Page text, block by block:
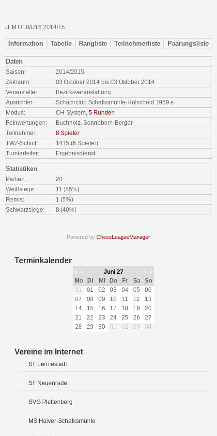
JEM U18/U16 2014/15
Information Tabelle Rangliste Teilnehmerliste Paarungsliste
Daten
Saison:
2014/2015
Zeitraum
03 Oktober 2014 bis 03 Oktober 2014
Veranstalter:
Bezirksveranstaltung
Ausrichter:
Schachclub Schalksmühle-Hülscheid 1959 e
Modus:
CH-System,5 Runden
Feinwertungen:
Buchholz, Sonneborn-Berger
Teilnehmer:
8 Spieler
TWZ-Schnitt:
1415 (6 Spieler)
Turnierleiter:
Ergebnisdienst
Statistiken
Partien:
20
Weißsiege:
11 (55%)
Remis:
1 (5%)
Schwarzsiege:
8 (40%)
Powered by ChessLeagueManager
Terminkalender
« ‹ Juni 27 ›
»
Mo
Di Mi Do Fr Sa
So
31
01 02 03 04 05
06
07
08 09 10 11 12
13
14
15 16 17 18 19
20
21
22 23 24 25 26
27
28
29 30 01 02 03 04
Vereine im Internet
SF Lennestadt
SF Neuenrade
SVG Plettenberg
MS Halver-Schalksmühle